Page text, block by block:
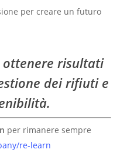
per creare un futuro
ottenere risultati
dei rifiuti e
per rimanere sempre
re-learn